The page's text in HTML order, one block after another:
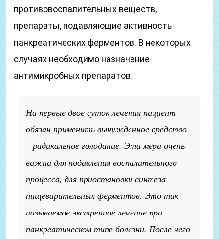
противовоспалительных веществ,
препараты, подавляющие активность
панкреатических ферментов. В некоторых
случаях необходимо назначение
антимикробных препаратов.
На первые двое суток лечения пациент
обязан применить вынужденное средство
– радикальное голодание. Эта мера очень
важна для подавления воспалительного
процесса, для приостановки синтеза
пищеварительных ферментов. Это так
называемое экстренное лечение при
панкреатическом типе болезни. После него